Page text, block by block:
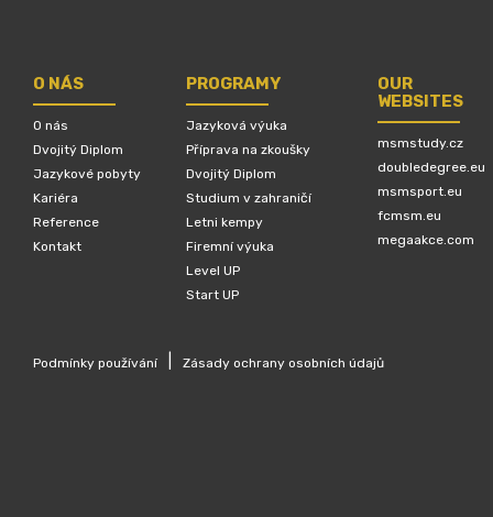
O NÁS
O nás
Dvojitý Diplom
Jazykové pobyty
Kariéra
Reference
Kontakt
PROGRAMY
Jazyková výuka
Příprava na zkoušky
Dvojitý Diplom
Studium v zahraničí
Letni kempy
Firemní výuka
Level UP
Start UP
OUR
WEBSITES
msmstudy.cz
doubledegree.eu
msmsport.eu
fcmsm.eu
megaakce.com
Podmínky používání Zásady ochrany osobních údajů